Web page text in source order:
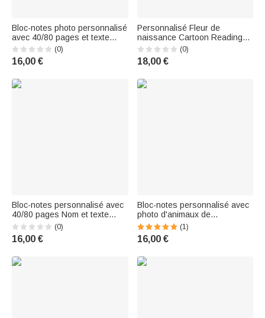
Bloc-notes photo personnalisé
avec 40/80 pages et texte
Cadeau de fin d'études pour
enseignant masculin
(0)
16,00 €
Personnalisé Fleur de
naissance Cartoon Reading
Character PU Leather Classic
Sticky Notepad Holder with
Name Desk Organizer
(0)
18,00 €
Bloc-notes personnalisé avec
40/80 pages Nom et texte
Agenda quotidien Cadeau
d'anniversaire pour filles
Étudiants
(0)
16,00 €
Bloc-notes personnalisé avec
photo d'animaux de
compagnie, style aquarelle,
40/80 pages et texte Cadeau
d'anniversaire pour l'amoureux
(1)
16,00 €